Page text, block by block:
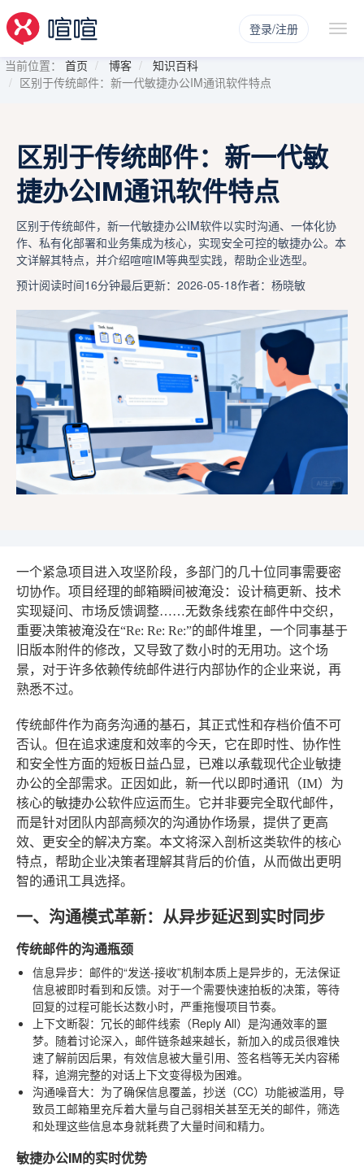
登录/注册
当前位置： 首页 博客
知识百科
区别于传统邮件：新一代敏捷办公IM通讯软件特点
区别于传统邮件：新一代敏
捷办公IM通讯软件特点
区别于传统邮件，新一代敏捷办公IM软件以实时沟通、一体化协
作、私有化部署和业务集成为核心，实现安全可控的敏捷办公。本
文详解其特点，并介绍喧喧IM等典型实践，帮助企业选型。
预计阅读时间16分钟最后更新：2026-05-18作者：杨晓敏
一个紧急项目进入攻坚阶段，多部门的几十位同事需要密
切协作。项目经理的邮箱瞬间被淹没：设计稿更新、技术
实现疑问、市场反馈调整……无数条线索在邮件中交织，
重要决策被淹没在“Re: Re: Re:”的邮件堆里，一个同事基于
旧版本附件的修改，又导致了数小时的无用功。这个场
景，对于许多依赖传统邮件进行内部协作的企业来说，再
熟悉不过。
传统邮件作为商务沟通的基石，其正式性和存档价值不可
否认。但在追求速度和效率的今天，它在即时性、协作性
和安全性方面的短板日益凸显，已难以承载现代企业敏捷
办公的全部需求。正因如此，新一代以即时通讯（IM）为
核心的敏捷办公软件应运而生。它并非要完全取代邮件，
而是针对团队内部高频次的沟通协作场景，提供了更高
效、更安全的解决方案。本文将深入剖析这类软件的核心
特点，帮助企业决策者理解其背后的价值，从而做出更明
智的通讯工具选择。
一、沟通模式革新：从异步延迟到实时同步
传统邮件的沟通瓶颈
信息异步：邮件的“发送-接收”机制本质上是异步的，无法保证
信息被即时看到和反馈。对于一个需要快速拍板的决策，等待
回复的过程可能长达数小时，严重拖慢项目节奏。
上下文断裂：冗长的邮件线索（Reply All）是沟通效率的噩
梦。随着讨论深入，邮件链条越来越长，新加入的成员很难快
速了解前因后果，有效信息被大量引用、签名档等无关内容稀
释，追溯完整的对话上下文变得极为困难。
沟通噪音大：为了确保信息覆盖，抄送（CC）功能被滥用，导
致员工邮箱里充斥着大量与自己弱相关甚至无关的邮件，筛选
和处理这些信息本身就耗费了大量时间和精力。
敏捷办公IM的实时优势